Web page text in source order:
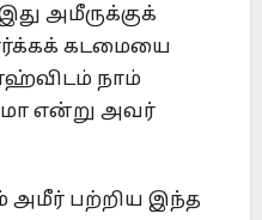
அமீருக்குக்
கடமையை
நாம்
என்று அவர்
அமீர் பற்றிய இந்த